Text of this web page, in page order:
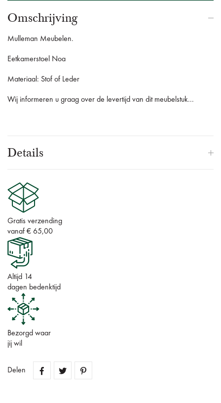
Omschrijving
Mulleman Meubelen.
Eetkamerstoel Noa
Materiaal: Stof of Leder
Wij informeren u graag over de levertijd van dit meubelstuk...
Details
Gratis verzending
vanaf € 65,00
Altijd 14
dagen bedenktijd
Bezorgd waar
jij wil
Delen